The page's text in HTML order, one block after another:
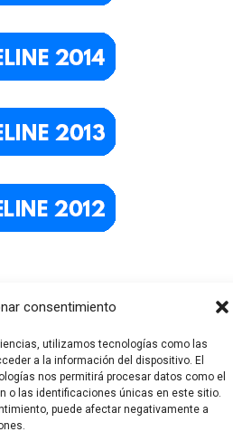
consentimiento
utilizamos tecnologías como las
a la información del dispositivo. El
nos permitirá procesar datos como el
o las identificaciones únicas en este sitio.
puede afectar negativamente a
El Funerario Digital | Funciona